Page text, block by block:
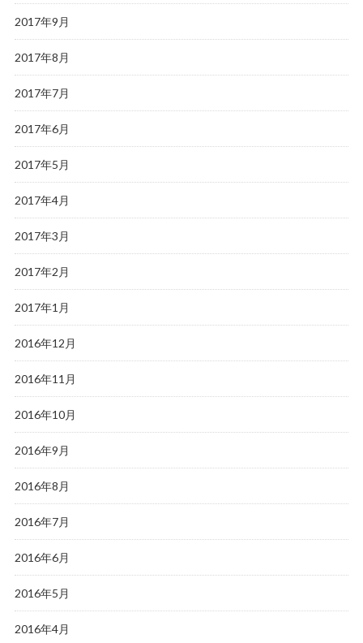
2017年9月
2017年8月
2017年7月
2017年6月
2017年5月
2017年4月
2017年3月
2017年2月
2017年1月
2016年12月
2016年11月
2016年10月
2016年9月
2016年8月
2016年7月
2016年6月
2016年5月
2016年4月